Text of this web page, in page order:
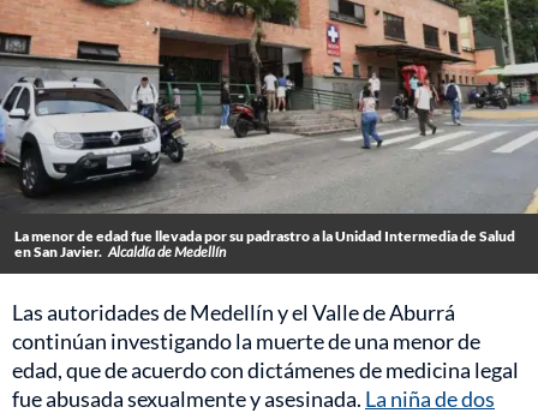
La menor de edad fue llevada por su padrastro a la Unidad Intermedia de Salud
en San Javier. Alcaldía de Medellín
Las autoridades de Medellín y el Valle de Aburrá
continúan investigando la muerte de una menor de
edad, que de acuerdo con dictámenes de medicina legal
fue abusada sexualmente y asesinada. La niña de dos